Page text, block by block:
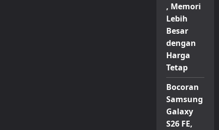
, Memori
Lebih
Besar
dengan
Harga
Tetap
Bocoran
Samsung
Galaxy
S26 FE,